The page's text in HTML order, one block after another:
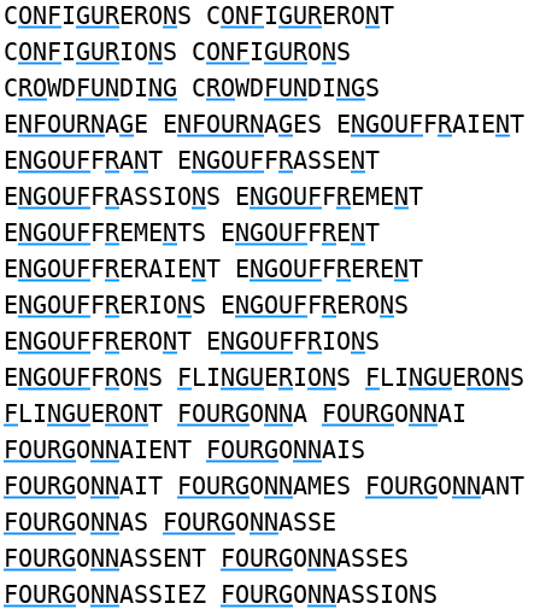
CONFIGURERONS CONFIGURERONT
CONFIGURIONS CONFIGURONS
CROWDFUNDING CROWDFUNDINGS
ENFOURNAGE ENFOURNAGES ENGOUFFRAIENT
ENGOUFFRANT ENGOUFFRASSENT
ENGOUFFRASSIONS ENGOUFFREMENT
ENGOUFFREMENTS ENGOUFFRENT
ENGOUFFRERAIENT ENGOUFFRERENT
ENGOUFFRERIONS ENGOUFFRERONS
ENGOUFFRERONT ENGOUFFRIONS
ENGOUFFRONS FLINGUERIONS FLINGUERONS
FLINGUERONT FOURGONNA FOURGONNAI
FOURGONNAIENT FOURGONNAIS
FOURGONNAIT FOURGONNAMES FOURGONNANT
FOURGONNAS FOURGONNASSE
FOURGONNASSENT FOURGONNASSES
FOURGONNASSIEZ FOURGONNASSIONS